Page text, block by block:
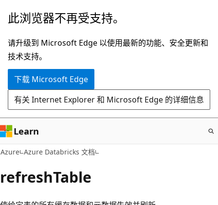
跳
主
要
内
此浏览器不再受支持。
请升级到 Microsoft Edge 以使用最新的功能、安全更新和
技术支持。
下载 Microsoft Edge
有关 Internet Explorer 和 Microsoft Edge 的详细信息
Learn
Azure Azure Databricks 文档
refreshTable